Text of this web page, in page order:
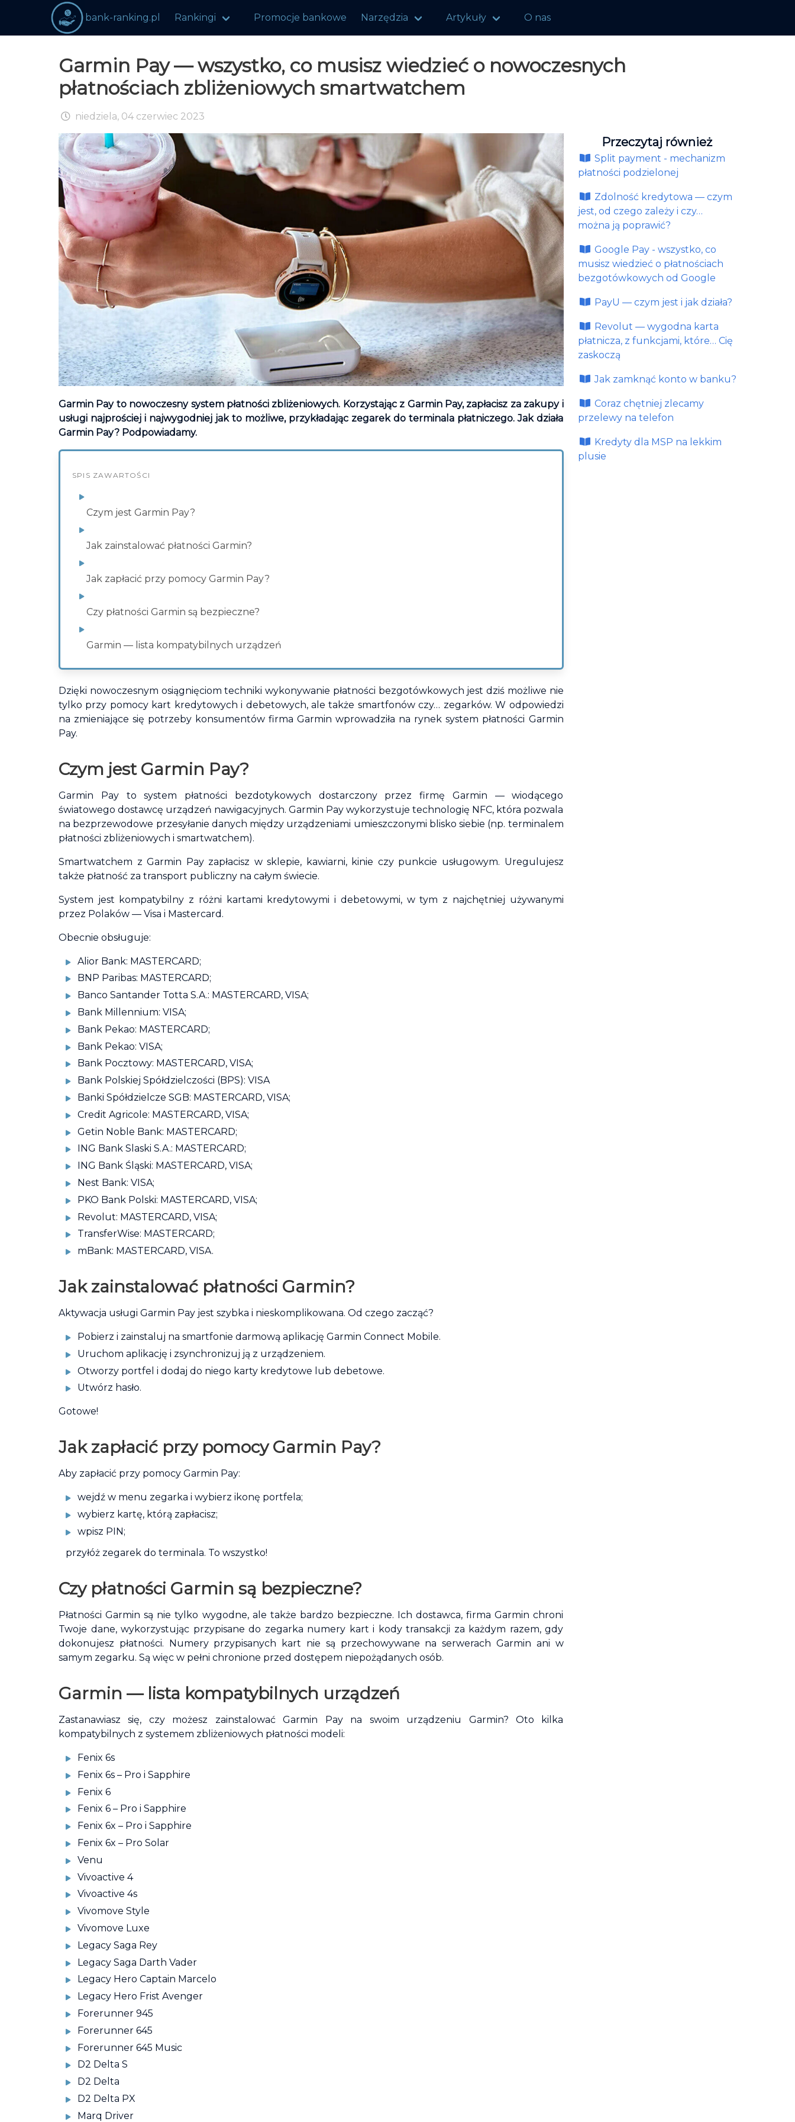
bank-ranking.pl Rankingi Promocje bankowe Narzędzia Artykuły O nas
Garmin Pay — wszystko, co musisz wiedzieć o nowoczesnych
płatnościach zbliżeniowych smartwatchem
niedziela, 04 czerwiec 2023
Garmin Pay to nowoczesny system płatności zbliżeniowych. Korzystając z Garmin Pay, zapłacisz za zakupy i
usługi najprościej i najwygodniej jak to możliwe, przykładając zegarek do terminala płatniczego. Jak działa
Garmin Pay? Podpowiadamy.
SPIS ZAWARTOŚCI
Czym jest Garmin Pay?
Jak zainstalować płatności Garmin?
Jak zapłacić przy pomocy Garmin Pay?
Czy płatności Garmin są bezpieczne?
Garmin — lista kompatybilnych urządzeń
Dzięki nowoczesnym osiągnięciom techniki wykonywanie płatności bezgotówkowych jest dziś możliwe nie
tylko przy pomocy kart kredytowych i debetowych, ale także smartfonów czy… zegarków. W odpowiedzi
na zmieniające się potrzeby konsumentów firma Garmin wprowadziła na rynek system płatności Garmin
Pay.
Czym jest Garmin Pay?
Garmin Pay to system płatności bezdotykowych dostarczony przez firmę Garmin — wiodącego
światowego dostawcę urządzeń nawigacyjnych. Garmin Pay wykorzystuje technologię NFC, która pozwala
na bezprzewodowe przesyłanie danych między urządzeniami umieszczonymi blisko siebie (np. terminalem
płatności zbliżeniowych i smartwatchem).
Smartwatchem z Garmin Pay zapłacisz w sklepie, kawiarni, kinie czy punkcie usługowym. Uregulujesz
także płatność za transport publiczny na całym świecie.
System jest kompatybilny z różni kartami kredytowymi i debetowymi, w tym z najchętniej używanymi
przez Polaków — Visa i Mastercard.
Obecnie obsługuje:
Alior Bank: MASTERCARD;
BNP Paribas: MASTERCARD;
Banco Santander Totta S.A.: MASTERCARD, VISA;
Bank Millennium: VISA;
Bank Pekao: MASTERCARD;
Bank Pekao: VISA;
Bank Pocztowy: MASTERCARD, VISA;
Bank Polskiej Spółdzielczości (BPS): VISA
Banki Spółdzielcze SGB: MASTERCARD, VISA;
Credit Agricole: MASTERCARD, VISA;
Getin Noble Bank: MASTERCARD;
ING Bank Slaski S.A.: MASTERCARD;
ING Bank Śląski: MASTERCARD, VISA;
Nest Bank: VISA;
PKO Bank Polski: MASTERCARD, VISA;
Revolut: MASTERCARD, VISA;
TransferWise: MASTERCARD;
mBank: MASTERCARD, VISA.
Jak zainstalować płatności Garmin?
Aktywacja usługi Garmin Pay jest szybka i nieskomplikowana. Od czego zacząć?
Pobierz i zainstaluj na smartfonie darmową aplikację Garmin Connect Mobile.
Uruchom aplikację i zsynchronizuj ją z urządzeniem.
Otworzy portfel i dodaj do niego karty kredytowe lub debetowe.
Utwórz hasło.
Gotowe!
Jak zapłacić przy pomocy Garmin Pay?
Aby zapłacić przy pomocy Garmin Pay:
wejdź w menu zegarka i wybierz ikonę portfela;
wybierz kartę, którą zapłacisz;
wpisz PIN;
przyłóż zegarek do terminala. To wszystko!
Czy płatności Garmin są bezpieczne?
Płatności Garmin są nie tylko wygodne, ale także bardzo bezpieczne. Ich dostawca, firma Garmin chroni
Twoje dane, wykorzystując przypisane do zegarka numery kart i kody transakcji za każdym razem, gdy
dokonujesz płatności. Numery przypisanych kart nie są przechowywane na serwerach Garmin ani w
samym zegarku. Są więc w pełni chronione przed dostępem niepożądanych osób.
Garmin — lista kompatybilnych urządzeń
Zastanawiasz się, czy możesz zainstalować Garmin Pay na swoim urządzeniu Garmin? Oto kilka
kompatybilnych z systemem zbliżeniowych płatności modeli:
Fenix 6s
Fenix 6s – Pro i Sapphire
Fenix 6
Fenix 6 – Pro i Sapphire
Fenix 6x – Pro i Sapphire
Fenix 6x – Pro Solar
Venu
Vivoactive 4
Vivoactive 4s
Vivomove Style
Vivomove Luxe
Legacy Saga Rey
Legacy Saga Darth Vader
Legacy Hero Captain Marcelo
Legacy Hero Frist Avenger
Forerunner 945
Forerunner 645
Forerunner 645 Music
D2 Delta S
D2 Delta
D2 Delta PX
Marq Driver
Przeczytaj również
Split payment - mechanizm
płatności podzielonej
Zdolność kredytowa — czym
jest, od czego zależy i czy…
można ją poprawić?
Google Pay - wszystko, co
musisz wiedzieć o płatnościach
bezgotówkowych od Google
PayU — czym jest i jak działa?
Revolut — wygodna karta
płatnicza, z funkcjami, które… Cię
zaskoczą
Jak zamknąć konto w banku?
Coraz chętniej zlecamy
przelewy na telefon
Kredyty dla MSP na lekkim
plusie